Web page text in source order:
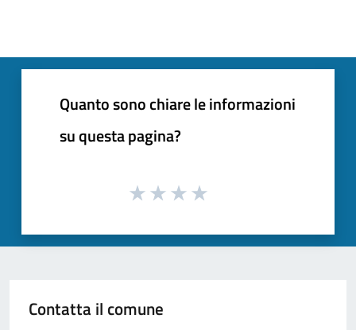
Quanto sono chiare le informazioni
su questa pagina?
Contatta il comune